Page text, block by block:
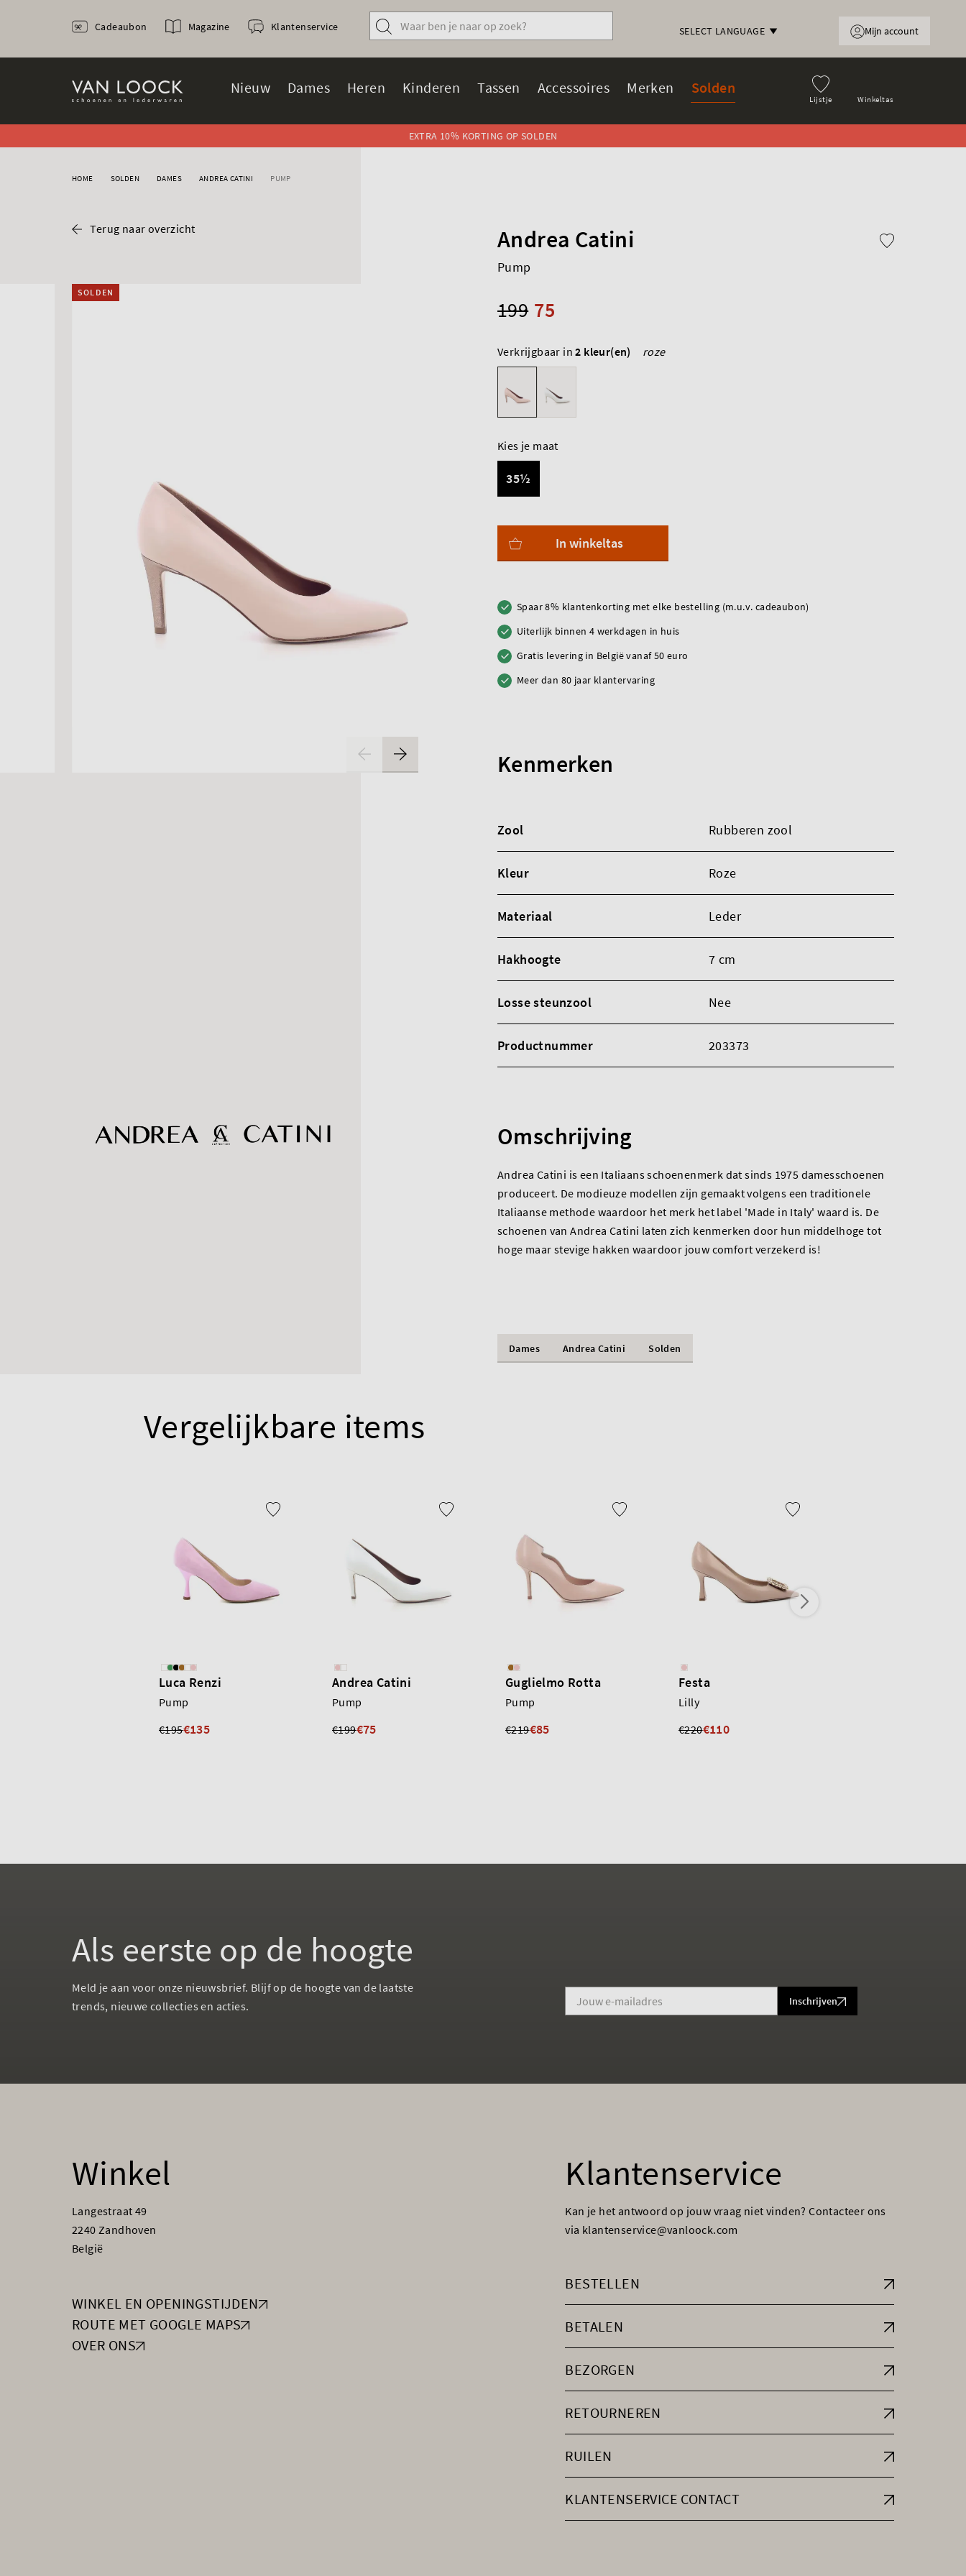
SELECT LANGUAGE
Lijstje Winkeltas
Nieuw Dames Heren Kinderen Tassen Accessoires Merken Solden
Cadeaubon Magazine Klantenservice Mijn account
EXTRA 10% KORTING OP SOLDEN
HOME SOLDEN DAMES ANDREA CATINI PUMP
Terug naar overzicht
SOLDEN
Andrea Catini
Pump
75
199
Verkrijgbaar in2 kleur(en) roze
Kies je maat
35½
In winkeltas
Spaar 8% klantenkorting met elke bestelling (m.u.v. cadeaubon)
Uiterlijk binnen 4 werkdagen in huis
Gratis levering in België vanaf 50 euro
Meer dan 80 jaar klantervaring
Kenmerken
Zool Rubberen zool
Kleur Roze
Materiaal Leder
Hakhoogte 7 cm
Losse steunzool Nee
Productnummer 203373
Omschrijving
Andrea Catini is een Italiaans schoenenmerk dat sinds 1975 damesschoenen
produceert. De modieuze modellen zijn gemaakt volgens een traditionele
Italiaanse methode waardoor het merk het label 'Made in Italy' waard is. De
schoenen van Andrea Catini laten zich kenmerken door hun middelhoge tot
hoge maar stevige hakken waardoor jouw comfort verzekerd is!
Dames Andrea Catini Solden
Vergelijkbare items
Luca Renzi
Pump
€195€135
Andrea Catini
Pump
€199€75
Guglielmo Rotta
Pump
€219€85
Festa
Lilly
€220€110
Als eerste op de hoogte
Meld je aan voor onze nieuwsbrief. Blijf op de hoogte van de laatste
trends, nieuwe collecties en acties.
Inschrijven
Winkel
Langestraat 49
2240 Zandhoven
België
WINKEL EN OPENINGSTIJDEN
ROUTE MET GOOGLE MAPS
OVER ONS
Klantenservice
Kan je het antwoord op jouw vraag niet vinden? Contacteer ons
via klantenservice@vanloock.com
BESTELLEN
BETALEN
BEZORGEN
RETOURNEREN
RUILEN
KLANTENSERVICE CONTACT